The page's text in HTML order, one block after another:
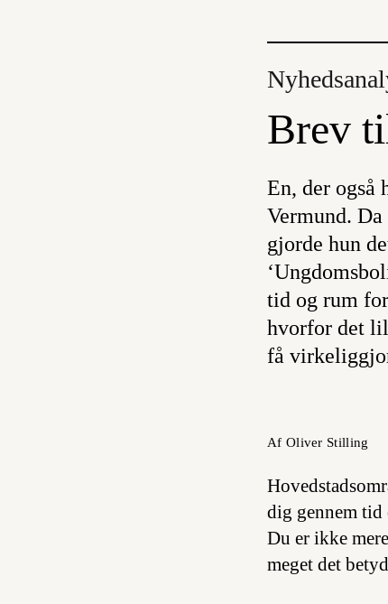
Brev
En, der også
Vermund.
gjorde hun
tid og rum
hvorfor det
få
Af Oliver Stilling
dig gennem
Du er ikke
meget det